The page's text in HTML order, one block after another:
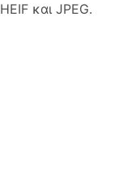
και JPEG.